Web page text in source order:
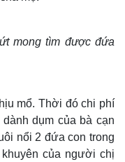
mong tìm được đứa
mổ. Thời đó chi phí
dụm của bà cạn
nổi 2 đứa con trong
của người chị